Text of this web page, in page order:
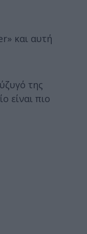
και αυτή
της
είναι πιο